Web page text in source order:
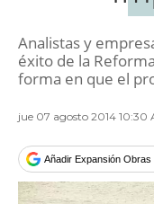
Analistas y
éxito de la
forma en que el
jue 07 agosto 2014 10:30
Añadir Expansión Obras